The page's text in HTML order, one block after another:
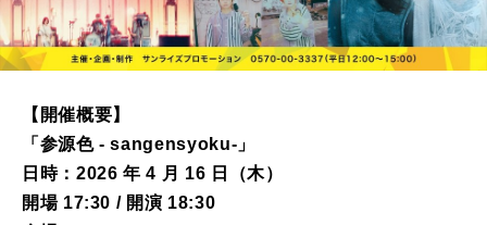
【開催概要】
「参源色 - sangensyoku-」
日時：2026 年 4 月 16 日（木）
開場 17:30 / 開演 18:30